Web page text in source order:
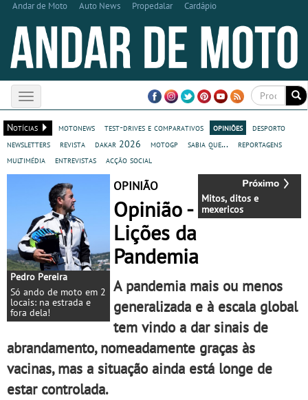
Andar de Moto Auto News Propedalar Cardápio
Toggle
navigation
Notícias
motonews test-drives e comparativos opiniões
desporto
newsletters
revista dakar 2026 motogp sabia que...
reportagens
multimédia
entrevistas acção social
Mitos, ditos e
mexericos
Pedro Pereira
Só ando de moto em 2
locais: na estrada e
fora dela!
OPINIÃO
Opinião -
Lições da
Pandemia
A pandemia mais ou menos
generalizada e à escala global
tem vindo a dar sinais de
abrandamento, nomeadamente graças às
vacinas, mas a situação ainda está longe de
estar controlada.